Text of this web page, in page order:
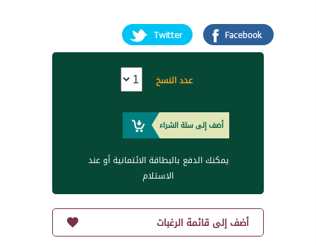
عدد النسخ
أضف إلى سلة الشراء
يمكنك الدفع بالبطاقة الائتمانية أو عند
الاستلام
أضف إلى قائمة الرغبات